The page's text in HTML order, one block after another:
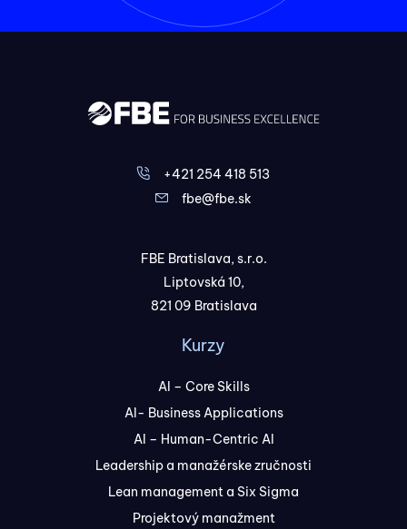
+421 254 418 513
fbe@fbe.sk
FBE Bratislava, s.r.o.
Liptovská 10,
821 09 Bratislava
Kurzy
AI – Core Skills
AI- Business Applications
AI – Human-Centric AI
Leadership a manažérske zručnosti
Lean management a Six Sigma
Projektový manažment